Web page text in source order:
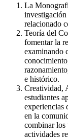
La
investigación
relacionado
Teoría del
fomentar la
examinando
e histórico.
Creatividad,
estudiantes
experiencias
en la
combinar los
actividades